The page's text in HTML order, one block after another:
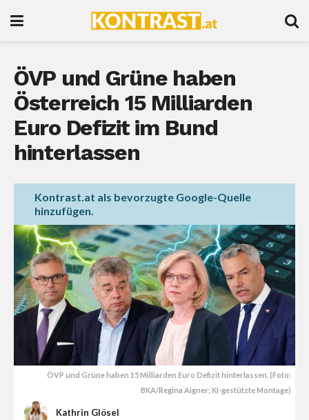
ÖVP und Grüne haben
Österreich 15 Milliarden
Euro Defizit im Bund
hinterlassen
Kontrast.at als bevorzugte Google-Quelle
hinzufügen.
ÖVP und Grüne haben 15 Milliarden Euro Defizit hinterlassen. (Foto:
BKA/Regina Aigner; KI-gestützte Montage)
Kathrin Glösel